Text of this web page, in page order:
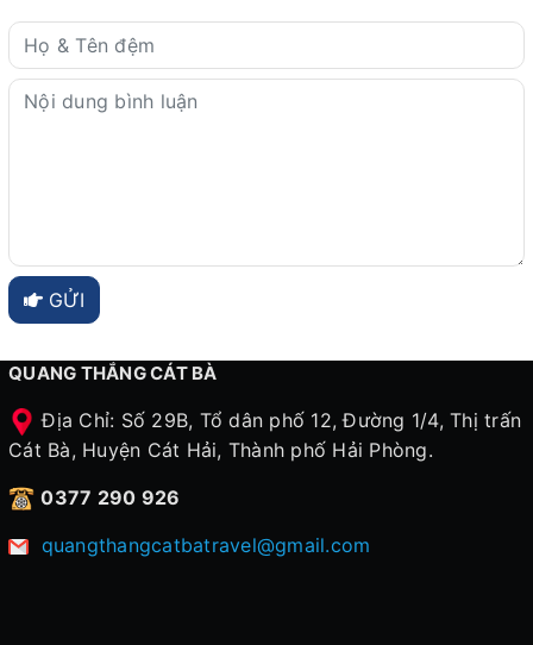
GỬI
QUANG THẮNG CÁT BÀ
Địa Chỉ: Số 29B, Tổ dân phố 12, Đường 1/4, Thị trấn
Cát Bà, Huyện Cát Hải, Thành phố Hải Phòng.
0377 290 926
quangthangcatbatravel@gmail.com